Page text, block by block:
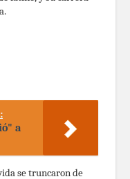
a
se truncaron de